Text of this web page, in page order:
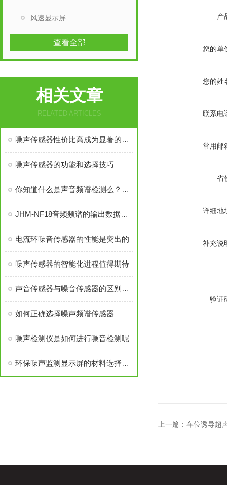
风速显示屏
查看全部
相关文章
RELATED ARTICLES
噪声传感器性价比高成为显著的特点
噪声传感器的功能和选择技巧
你知道什么是声音频谱检测么？看看本篇吧
JHM-NF18音频频谱的输出数据格式讲解
电流环噪音传感器的性能是突出的
噪声传感器的智能化进程值得期待
声音传感器与噪音传感器的区别在哪？
如何正确选择噪声频谱传感器
噪声检测仪是如何进行噪音检测呢
环保噪声监测显示屏的材料选择与耐腐蚀技术
产
您的单
您的姓
联系电
常用邮
省
详细地
补充说
验证
上一篇： 车位诱导超